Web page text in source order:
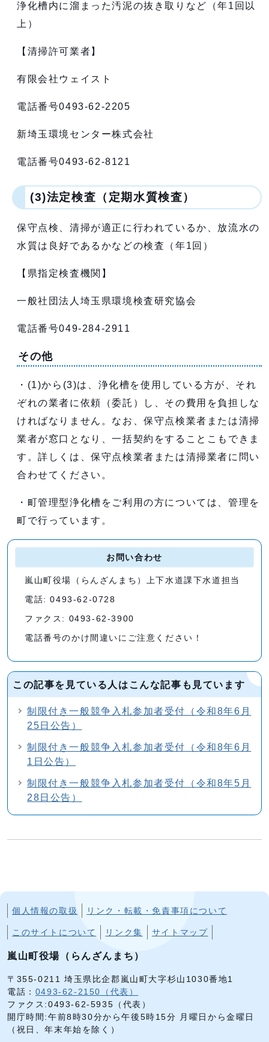
浄化槽内に溜まった汚泥の抜き取りなど（年1回以
上）
【清掃許可業者】
有限会社ウェイスト
電話番号0493-62-2205
新埼玉環境センター株式会社
電話番号0493-62-8121
(3)法定検査（定期水質検査）
保守点検、清掃が適正に行われているか、放流水の
水質は良好であるかなどの検査（年1回）
【県指定検査機関】
一般社団法人埼玉県環境検査研究協会
電話番号049-284-2911
その他
・(1)から(3)は、浄化槽を使用している方が、それ
ぞれの業者に依頼（委託）し、その費用を負担しな
ければなりません。なお、保守点検業者または清掃
業者が窓口となり、一括契約をすることこもできま
す。詳しくは、保守点検業者または清掃業者に問い
合わせてください。
・町管理型浄化槽をご利用の方については、管理を
町で行っています。
お問い合わせ
嵐山町役場（らんざんまち）上下水道課下水道担当
電話: 0493-62-0728
ファクス: 0493-62-3900
電話番号のかけ間違いにご注意ください！
この記事を見ている人はこんな記事も見ています
制限付き一般競争入札参加者受付（令和8年6月
25日公告）
制限付き一般競争入札参加者受付（令和8年6月
1日公告）
制限付き一般競争入札参加者受付（令和8年5月
28日公告）
個人情報の取扱 リンク・転載・免責事項について
このサイトについて リンク集 サイトマップ
嵐山町役場（らんざんまち）
〒355-0211 埼玉県比企郡嵐山町大字杉山1030番地1
電話： 0493-62-2150（代表）
ファクス:0493-62-5935（代表）
開庁時間:午前8時30分から午後5時15分 月曜日から金曜日
（祝日、年末年始を除く）